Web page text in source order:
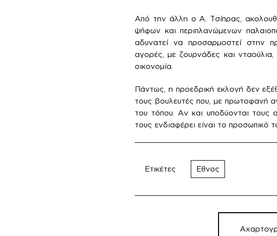
Από την άλλη ο Α. Τσίπρας,
ψήφων και περιπλανώμενων
αδυνατεί να προσαρμοστεί στην
αγορές, με ζουρνάδες και
οικονομία.
Πάντως, η προεδρική εκλογή δεν
τους βουλευτές που, με πρωτοφανή
του τόπου. Αν και υποδύονται τους
τους ενδιαφέρει είναι το προσωπικό
Ετικέτες Εθνος
Πλοήγηση